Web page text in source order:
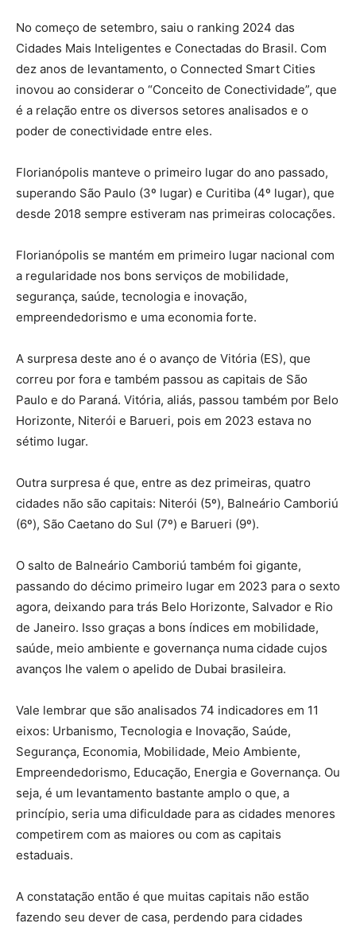
No começo de setembro, saiu o ranking 2024 das
Cidades Mais Inteligentes e Conectadas do Brasil. Com
dez anos de levantamento, o Connected Smart Cities
inovou ao considerar o “Conceito de Conectividade”, que
é a relação entre os diversos setores analisados e o
poder de conectividade entre eles.
Florianópolis manteve o primeiro lugar do ano passado,
superando São Paulo (3º lugar) e Curitiba (4º lugar), que
desde 2018 sempre estiveram nas primeiras colocações.
Florianópolis se mantém em primeiro lugar nacional com
a regularidade nos bons serviços de mobilidade,
segurança, saúde, tecnologia e inovação,
empreendedorismo e uma economia forte.
A surpresa deste ano é o avanço de Vitória (ES), que
correu por fora e também passou as capitais de São
Paulo e do Paraná. Vitória, aliás, passou também por Belo
Horizonte, Niterói e Barueri, pois em 2023 estava no
sétimo lugar.
Outra surpresa é que, entre as dez primeiras, quatro
cidades não são capitais: Niterói (5º), Balneário Camboriú
(6º), São Caetano do Sul (7º) e Barueri (9º).
O salto de Balneário Camboriú também foi gigante,
passando do décimo primeiro lugar em 2023 para o sexto
agora, deixando para trás Belo Horizonte, Salvador e Rio
de Janeiro. Isso graças a bons índices em mobilidade,
saúde, meio ambiente e governança numa cidade cujos
avanços lhe valem o apelido de Dubai brasileira.
Vale lembrar que são analisados 74 indicadores em 11
eixos: Urbanismo, Tecnologia e Inovação, Saúde,
Segurança, Economia, Mobilidade, Meio Ambiente,
Empreendedorismo, Educação, Energia e Governança. Ou
seja, é um levantamento bastante amplo o que, a
princípio, seria uma dificuldade para as cidades menores
competirem com as maiores ou com as capitais
estaduais.
A constatação então é que muitas capitais não estão
fazendo seu dever de casa, perdendo para cidades